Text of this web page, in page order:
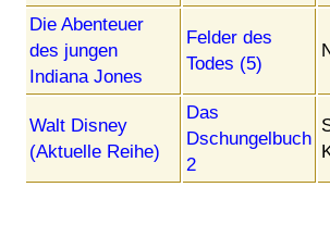
Die Abenteuer
des jungen
Indiana Jones
Felder des
Todes (5)
Walt Disney
(Aktuelle Reihe)
Das
Dschungelbuch
2